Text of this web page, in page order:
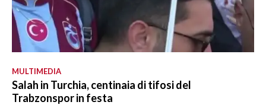
MULTIMEDIA
Salah in Turchia, centinaia di tifosi del
Trabzonspor in festa